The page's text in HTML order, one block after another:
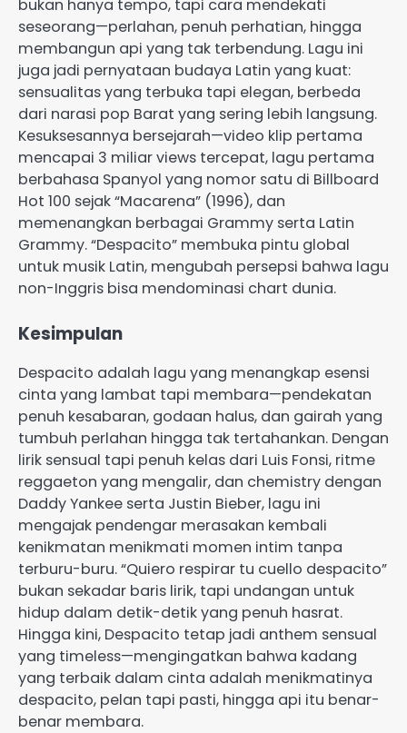
bukan hanya tempo, tapi cara mendekati
seseorang—perlahan, penuh perhatian, hingga
membangun api yang tak terbendung. Lagu ini
juga jadi pernyataan budaya Latin yang kuat:
sensualitas yang terbuka tapi elegan, berbeda
dari narasi pop Barat yang sering lebih langsung.
Kesuksesannya bersejarah—video klip pertama
mencapai 3 miliar views tercepat, lagu pertama
berbahasa Spanyol yang nomor satu di Billboard
Hot 100 sejak “Macarena” (1996), dan
memenangkan berbagai Grammy serta Latin
Grammy. “Despacito” membuka pintu global
untuk musik Latin, mengubah persepsi bahwa lagu
non-Inggris bisa mendominasi chart dunia.
Kesimpulan
Despacito adalah lagu yang menangkap esensi
cinta yang lambat tapi membara—pendekatan
penuh kesabaran, godaan halus, dan gairah yang
tumbuh perlahan hingga tak tertahankan. Dengan
lirik sensual tapi penuh kelas dari Luis Fonsi, ritme
reggaeton yang mengalir, dan chemistry dengan
Daddy Yankee serta Justin Bieber, lagu ini
mengajak pendengar merasakan kembali
kenikmatan menikmati momen intim tanpa
terburu-buru. “Quiero respirar tu cuello despacito”
bukan sekadar baris lirik, tapi undangan untuk
hidup dalam detik-detik yang penuh hasrat.
Hingga kini, Despacito tetap jadi anthem sensual
yang timeless—mengingatkan bahwa kadang
yang terbaik dalam cinta adalah menikmatinya
despacito, pelan tapi pasti, hingga api itu benar-
benar membara.